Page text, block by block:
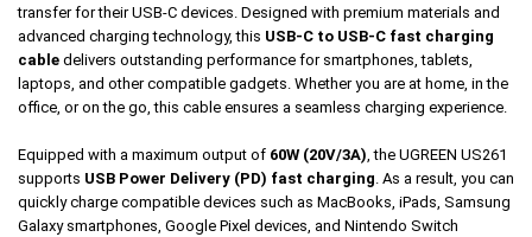
transfer for their USB-C devices. Designed with premium materials and
advanced charging technology, this USB-C to USB-C fast charging
cable delivers outstanding performance for smartphones, tablets,
laptops, and other compatible gadgets. Whether you are at home, in the
office, or on the go, this cable ensures a seamless charging experience.
Equipped with a maximum output of 60W (20V/3A), the UGREEN US261
supports USB Power Delivery (PD) fast charging. As a result, you can
quickly charge compatible devices such as MacBooks, iPads, Samsung
Galaxy smartphones, Google Pixel devices, and Nintendo Switch